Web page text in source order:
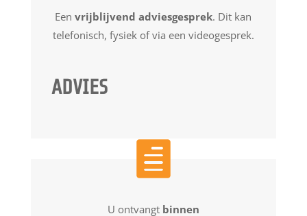
Eenvrijblijvend adviesgesprek. Dit kan
telefonisch, fysiek of via een videogesprek.
ADVIES
U ontvangt binnen